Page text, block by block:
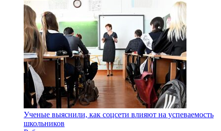
Ученые выяснили, как соцсети влияют на успеваемость
школьников